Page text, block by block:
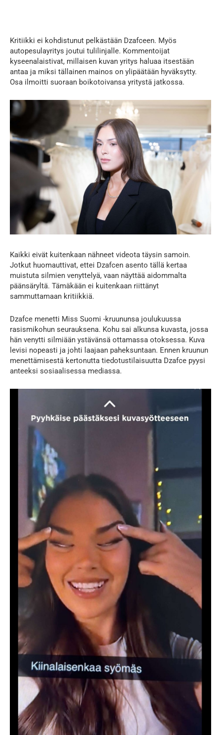
Kritiikki ei kohdistunut pelkästään Dzafceen. Myös
autopesulayritys joutui tulilinjalle. Kommentoijat
kyseenalaistivat, millaisen kuvan yritys haluaa itsestään
antaa ja miksi tällainen mainos on ylipäätään hyväksytty.
Osa ilmoitti suoraan boikotoivansa yritystä jatkossa.
Kaikki eivät kuitenkaan nähneet videota täysin samoin.
Jotkut huomauttivat, ettei Dzafcen asento tällä kertaa
muistuta silmien venyttelyä, vaan näyttää aidommalta
päänsäryltä. Tämäkään ei kuitenkaan riittänyt
sammuttamaan kritiikkiä.
Dzafce menetti Miss Suomi -kruununsa joulukuussa
rasismikohun seurauksena. Kohu sai alkunsa kuvasta, jossa
hän venytti silmiään ystävänsä ottamassa otoksessa. Kuva
levisi nopeasti ja johti laajaan paheksuntaan. Ennen kruunun
menettämisestä kertonutta tiedotustilaisuutta Dzafce pyysi
anteeksi sosiaalisessa mediassa.